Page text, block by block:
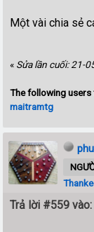
Một vài chia sẻ
« Sửa lần cuối: 21-
The following
maitramtg
Trả lời #559 vào: